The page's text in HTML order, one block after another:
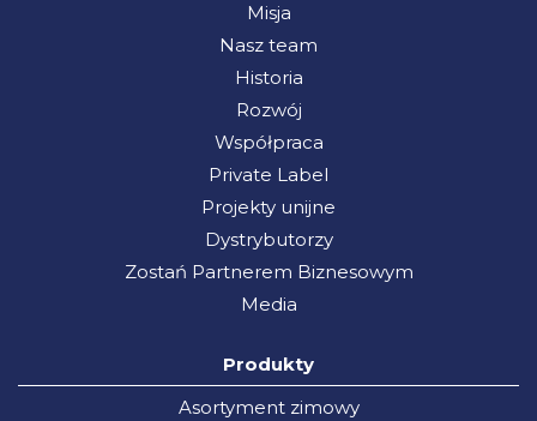
Misja
Nasz team
Historia
Rozwój
Współpraca
Private Label
Projekty unijne
Dystrybutorzy
Zostań Partnerem Biznesowym
Media
Produkty
Asortyment zimowy